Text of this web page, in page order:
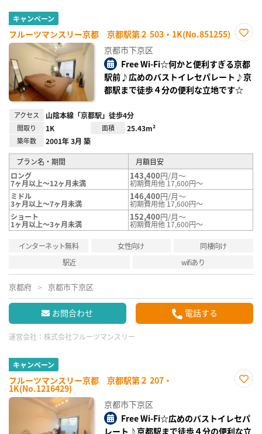
キャンペーン
フルーツマンスリー京都 京都駅第２ 503・1K(No.851255)
り登
録
京都市下京区
Free Wi-Fi☆何かと便利すぎる京都
駅前♪広めのバストイレセパレート♪京
都駅まで徒歩４分の便利な立地です☆
アクセス 山陰本線「京都駅」徒歩4分
間取り 1K 面積 25.43m²
築年数 2001年 3月 築
プラン名・期間
月額目安
ロング
7ヶ月以上～12ヶ月未満
143,400円/月～
初期費用他 17,600円～
ミドル
3ヶ月以上～7ヶ月未満
146,400円/月～
初期費用他 17,600円～
ショート
1ヶ月以上～3ヶ月未満
152,400円/月～
初期費用他 17,600円～
インターネット無料 女性向け
同棲向け
駅近
wifiあり
京都府 京都市下京区
お問合わせ 電話する
運営会社： 株式会社フルーツマンスリー
キャンペーン
フルーツマンスリー京都 京都駅第２ 207・
1K(No.1216429)
録
京都市下京区
Free Wi-Fi☆広めのバストイレセパ
レート♪京都駅まで徒歩４分の便利な立